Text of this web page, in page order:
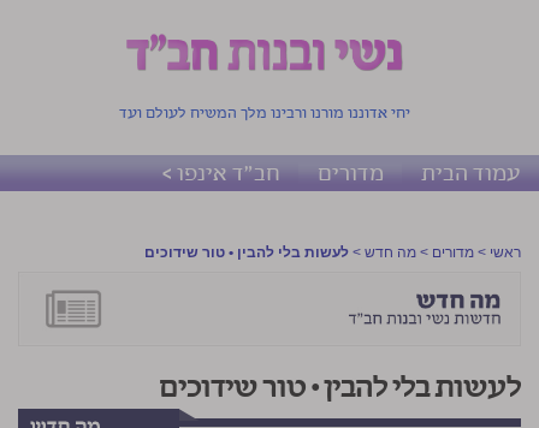
יחי אדוננו מורנו ורבינו מלך המשיח לעולם ועד
עמוד הבית מדורים חב"ד אינפו >
ראשי > מדורים > מה חדש > לעשות בלי להבין • טור שידוכים
לעשות בלי להבין • טור שידוכים